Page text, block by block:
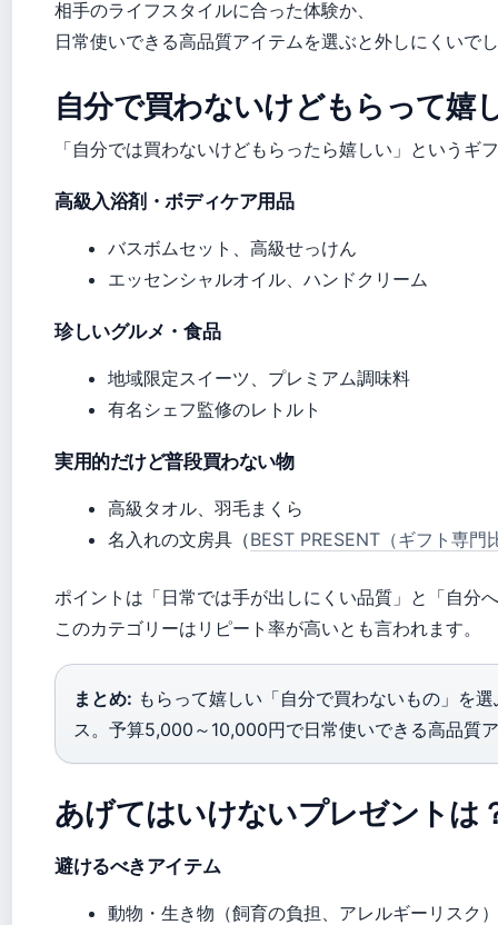
相手のライフスタイルに合った体験か、
日常使いできる高品質アイテムを選ぶと外しにくいで
自分で買わないけどもらって嬉
「自分では買わないけどもらったら嬉しい」というギ
高級入浴剤・ボディケア用品
バスボムセット、高級せっけん
エッセンシャルオイル、ハンドクリーム
珍しいグルメ・食品
地域限定スイーツ、プレミアム調味料
有名シェフ監修のレトルト
実用的だけど普段買わない物
高級タオル、羽毛まくら
名入れの文房具（BEST PRESENT（ギフト専門
ポイントは「日常では手が出しにくい品質」と「自分
このカテゴリーはリピート率が高いとも言われます。
まとめ: もらって嬉しい「自分で買わないもの」を
ス。予算5,000～10,000円で日常使いできる高品質
あげてはいけないプレゼントは
避けるべきアイテム
動物・生き物（飼育の負担、アレルギーリスク）